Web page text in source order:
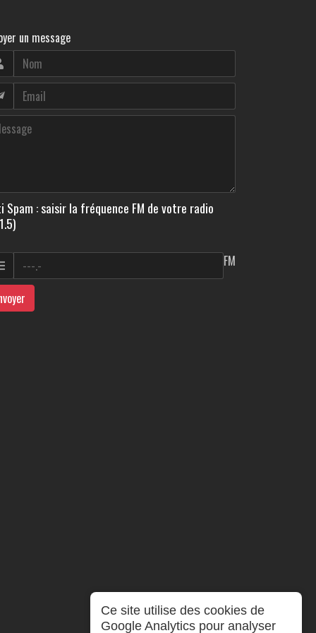
un message
Spam : saisir la fréquence FM de votre radio
FM
Ce site utilise des cookies de
Google Analytics pour analyser